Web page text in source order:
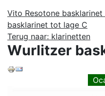
Vito Resotone
basklarinet tot lage C
Terug naar: klarinetten
Wurlitzer